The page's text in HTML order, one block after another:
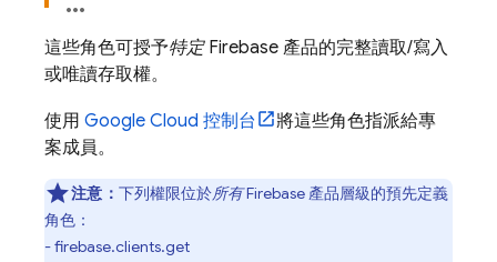
這些角色可授予特定Firebase 產品的完整讀取/寫入
或唯讀存取權。
使用 Google Cloud 控制台
將這些角色指派給專
案成員。
注意： 下列權限位於所有Firebase 產品層級的預先定義
角色：
- firebase.clients.get